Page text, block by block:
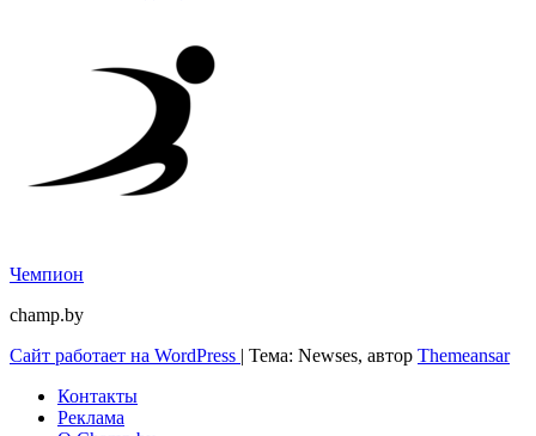
Чемпион
champ.by
Сайт работает на WordPress | Тема: Newses, автор Themeansar
Контакты
Реклама